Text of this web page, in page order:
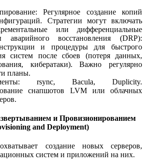
Регулярное создание копий
Стратегии могут включать
или дифференциальные
аварийного восстановления (DRP):
и процедуры для быстрого
систем после сбоев (потеря данных,
кибератаки). Важно регулярно
планы.
rsync, Bacula, Duplicity.
снапшотов LVM или облачных
и Провизионированием
and Deployment)
создание новых серверов,
систем и приложений на них.